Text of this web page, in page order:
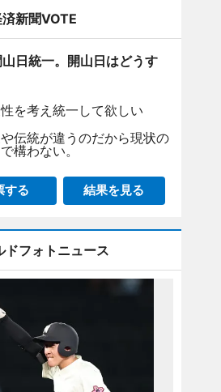
新聞VOTE
日統一。開山日はどうす
を考え統一して欲しい
伝統が違うのだから現状の
構わない。
する 結果を見る
ドフォトニュース